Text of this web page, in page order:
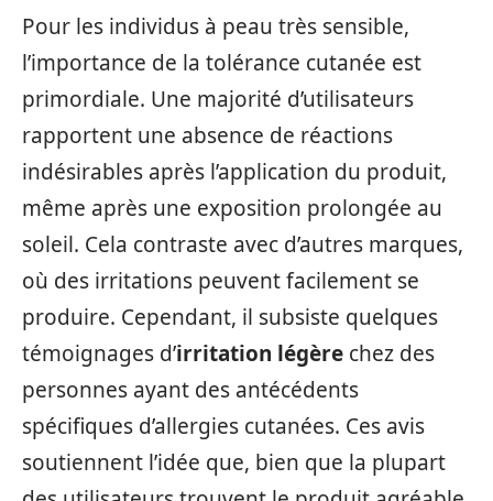
Pour les individus à peau très sensible,
l’importance de la tolérance cutanée est
primordiale. Une majorité d’utilisateurs
rapportent une absence de réactions
indésirables après l’application du produit,
même après une exposition prolongée au
soleil. Cela contraste avec d’autres marques,
où des irritations peuvent facilement se
produire. Cependant, il subsiste quelques
témoignages d’irritation légère chez des
personnes ayant des antécédents
spécifiques d’allergies cutanées. Ces avis
soutiennent l’idée que, bien que la plupart